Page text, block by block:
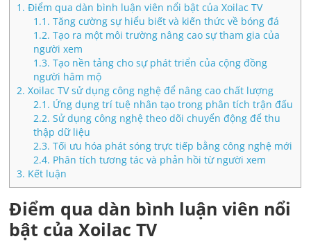
1. Điểm qua dàn bình luận viên nổi bật của Xoilac TV
1.1. Tăng cường sự hiểu biết và kiến thức về bóng đá
1.2. Tạo ra một môi trường nâng cao sự tham gia của
người xem
1.3. Tạo nền tảng cho sự phát triển của cộng đồng
người hâm mộ
2. Xoilac TV sử dụng công nghệ để nâng cao chất lượng
2.1. Ứng dụng trí tuệ nhân tạo trong phân tích trận đấu
2.2. Sử dụng công nghệ theo dõi chuyển động để thu
thập dữ liệu
2.3. Tối ưu hóa phát sóng trực tiếp bằng công nghệ mới
2.4. Phân tích tương tác và phản hồi từ người xem
3. Kết luận
Điểm qua dàn bình luận viên nổi
bật của Xoilac TV